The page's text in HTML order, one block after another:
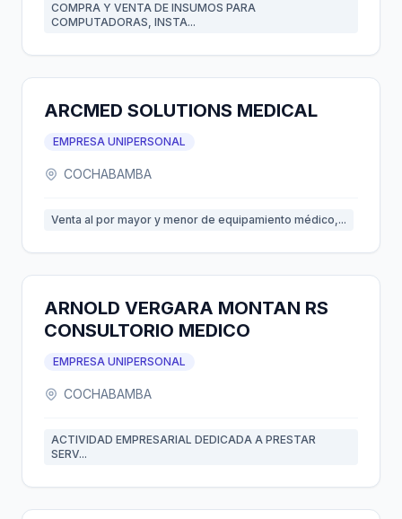
COMPRA Y VENTA DE INSUMOS PARA
COMPUTADORAS, INSTA...
ARCMED SOLUTIONS MEDICAL
EMPRESA UNIPERSONAL
COCHABAMBA
Venta al por mayor y menor de equipamiento médico,...
ARNOLD VERGARA MONTAN RS
CONSULTORIO MEDICO
EMPRESA UNIPERSONAL
COCHABAMBA
ACTIVIDAD EMPRESARIAL DEDICADA A PRESTAR
SERV...